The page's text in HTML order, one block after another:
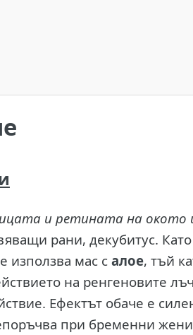
и ретината на окото
рани, декубитус. Като
използва мас с алое, тъй
на ренгеновите
Ефектът обаче е
при бременни